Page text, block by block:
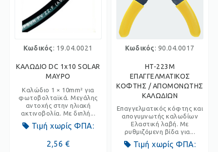
Κωδικός: 19.04.0021
ΚΑΛΩΔΙΟ DC 1x10 SOLAR
ΜΑΥΡΟ
Καλώδιο 1 × 10mm² για
φωτοβολταϊκά. Μεγάλης
αντοχής στην ηλιακή
ακτινοβολία. Με διπλή...
Τιμή χωρίς ΦΠΑ:
2,56 €
Κωδικός: 90.04.0017
HT-223M
ΕΠΑΓΓΕΛΜΑΤΙΚΟΣ
ΚΟΦΤΗΣ / ΑΠΟΜΟΝΩΤΗΣ
ΚΑΛΩΔΙΩΝ
Επαγγελματικός κόφτης και
απογυμνωτής καλωδίων
Ελαστική λαβή. Με
ρυθμιζόμενη βίδα για...
Τιμή χωρίς ΦΠΑ: